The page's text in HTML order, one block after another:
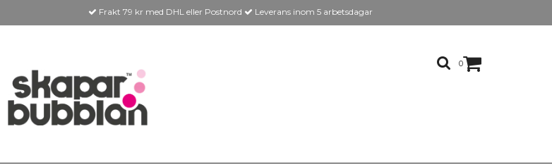
Frakt 79 kr med DHL eller Postnord Leverans inom 5 arbetsdagar
0